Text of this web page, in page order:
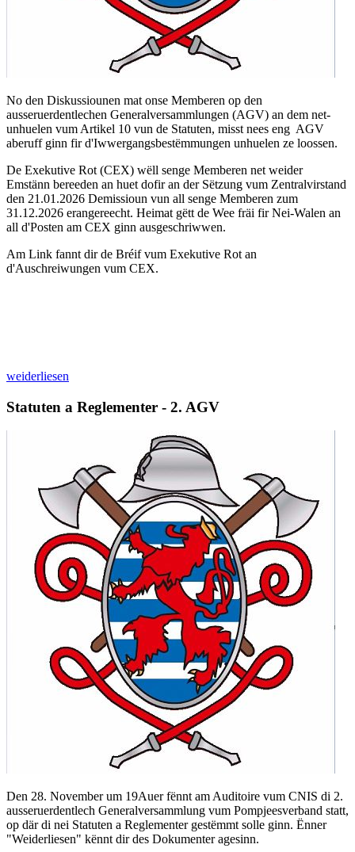
No den Diskussiounen mat onse Memberen op den
ausseruerdentlechen Generalversammlungen (AGV) an dem net-
unhuelen vum Artikel 10 vun de Statuten, misst nees eng AGV
aberuff ginn fir d'Iwwergangsbestëmmungen unhuelen ze loossen.
De Exekutive Rot (CEX) wëll senge Memberen net weider
Emstänn bereeden an huet dofir an der Sëtzung vum Zentralvirstand
den 21.01.2026 Demissioun vun all senge Memberen zum
31.12.2026 erangereecht. Heimat gëtt de Wee fräi fir Nei-Walen an
all d'Posten am CEX ginn ausgeschriwwen.
Am Link fannt dir de Bréif vum Exekutive Rot an
d'Auschreiwungen vum CEX.
weiderliesen
Statuten a Reglementer - 2. AGV
Den 28. November um 19Auer fënnt am Auditoire vum CNIS di 2.
ausseruerdentlech Generalversammlung vum Pompjeesverband statt,
op där di nei Statuten a Reglementer gestëmmt solle ginn. Ënner
"Weiderliesen" kënnt dir des Dokumenter agesinn.